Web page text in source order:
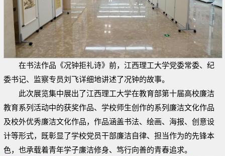
在书法作品《况钟拒礼诗》前，江西理工大学党委常委、纪
委书记、监察专员刘飞详细地讲述了况钟的故事。
此次展览集中展出了江西理工大学在教育部第十届高校廉洁
教育系列活动中的获奖作品、学校师生创作的系列廉洁文化作品
及校外优秀廉洁文化作品，作品涵盖书法、绘画、海报、创意设
计等形式，既彰显了学校党员干部廉洁自律、担当作为的先锋本
色，也承载着青年学子廉洁修身、笃行向善的青春追求。